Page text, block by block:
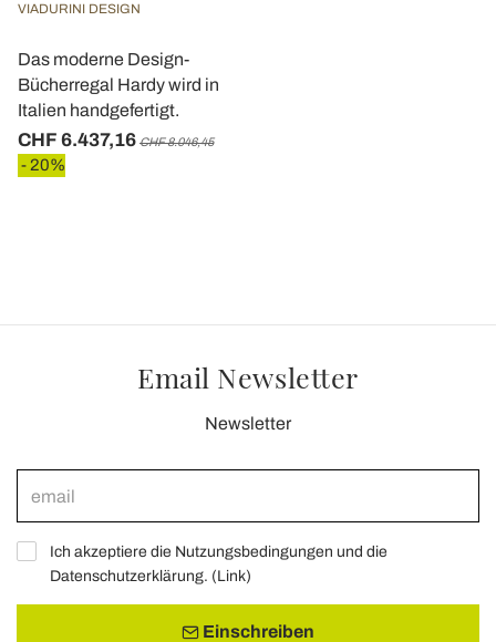
VIADURINI DESIGN
Das moderne Design-
Bücherregal Hardy wird in
Italien handgefertigt.
CHF 6.437,16 CHF 8.046,45
- 20%
Email Newsletter
Newsletter
Ich akzeptiere die Nutzungsbedingungen und die
Datenschutzerklärung. (Link)
Einschreiben